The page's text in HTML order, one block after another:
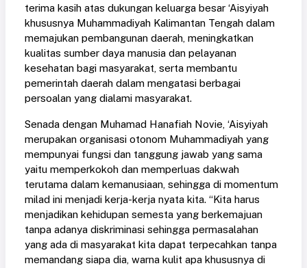
terima kasih atas dukungan keluarga besar ‘Aisyiyah
khususnya Muhammadiyah Kalimantan Tengah dalam
memajukan pembangunan daerah, meningkatkan
kualitas sumber daya manusia dan pelayanan
kesehatan bagi masyarakat, serta membantu
pemerintah daerah dalam mengatasi berbagai
persoalan yang dialami masyarakat.
Senada dengan Muhamad Hanafiah Novie, ‘Aisyiyah
merupakan organisasi otonom Muhammadiyah yang
mempunyai fungsi dan tanggung jawab yang sama
yaitu memperkokoh dan memperluas dakwah
terutama dalam kemanusiaan, sehingga di momentum
milad ini menjadi kerja-kerja nyata kita. “Kita harus
menjadikan kehidupan semesta yang berkemajuan
tanpa adanya diskriminasi sehingga permasalahan
yang ada di masyarakat kita dapat terpecahkan tanpa
memandang siapa dia, warna kulit apa khususnya di